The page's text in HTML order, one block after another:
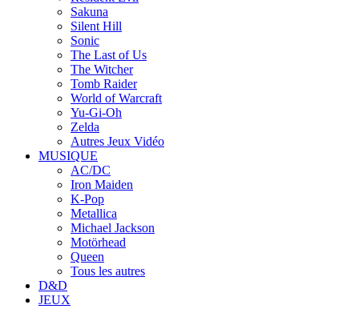
Sakuna
Silent Hill
Sonic
The Last of Us
The Witcher
Tomb Raider
World of Warcraft
Yu-Gi-Oh
Zelda
Autres Jeux Vidéo
MUSIQUE
AC/DC
Iron Maiden
K-Pop
Metallica
Michael Jackson
Motörhead
Queen
Tous les autres
D&D
JEUX